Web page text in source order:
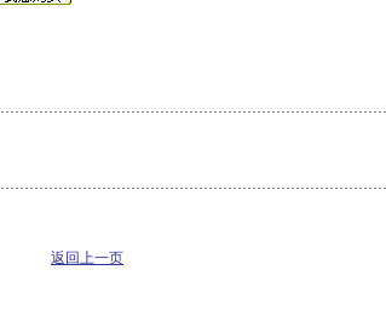
返回上一页